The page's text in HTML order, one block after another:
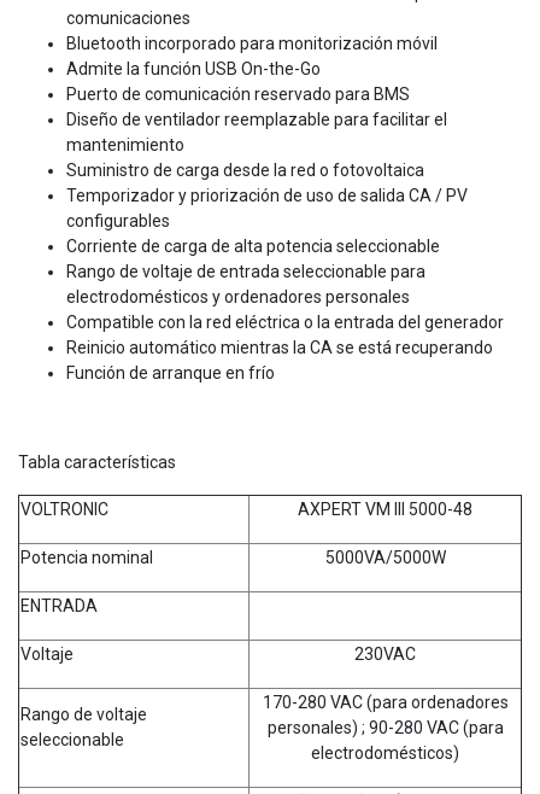
comunicaciones
Bluetooth incorporado para monitorización móvil
Admite la función USB On-the-Go
Puerto de comunicación reservado para BMS
Diseño de ventilador reemplazable para facilitar el
mantenimiento
Suministro de carga desde la red o fotovoltaica
Temporizador y priorización de uso de salida CA / PV
configurables
Corriente de carga de alta potencia seleccionable
Rango de voltaje de entrada seleccionable para
electrodomésticos y ordenadores personales
Compatible con la red eléctrica o la entrada del generador
Reinicio automático mientras la CA se está recuperando
Función de arranque en frío
Tabla características
VOLTRONIC AXPERT VM III 5000-48
Potencia nominal 5000VA/5000W
ENTRADA
Voltaje 230VAC
Rango de voltaje
seleccionable
170-280 VAC (para ordenadores
personales) ; 90-280 VAC (para
electrodomésticos)